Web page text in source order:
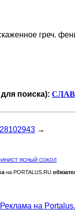
греч.
поиска):
→
ЯСНЫЙ СОКОЛ
на PORTALUS.RU